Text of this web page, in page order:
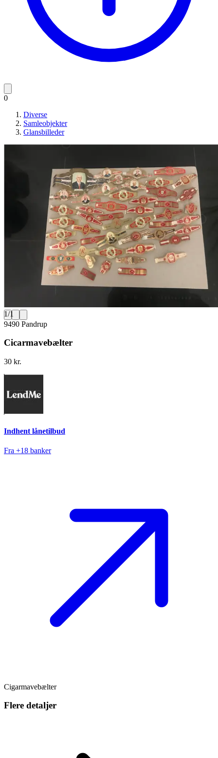
0
Diverse
Samleobjekter
Glansbilleder
1/1
9490 Pandrup
Cicarmavebælter
30 kr.
Indhent lånetilbud
Fra +18 banker
Cigarmavebælter
Flere detaljer